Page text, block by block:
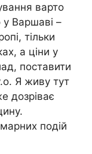
варто
Варшаві –
тільки
а ціни у
поставити
Я живу тут
дозріває
подій